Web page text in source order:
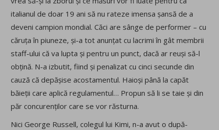
italianul de doar 19 ani să nu rateze imensa șansă de a
deveni campion mondial. Căci are sânge de performer – cu
căruța în piuneze, și-a tot anunțat cu lacrimi în gât membrii
staff-ului că va lupta și pentru un punct, dacă ar reuși să-l
obțină. N-a izbutit, fiind și penalizat cu cinci secunde din
cauză că depășise acostamentul. Haioși până la capăt
băieții care aplică regulamentul… Propun să li se taie și din
păr concurenților care se vor răsturna.
Nici George Russell, colegul lui Kimi, n-a avut o după-